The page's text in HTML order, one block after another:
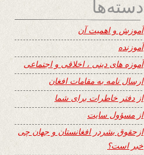
دسته‌ها
آموزش و اهمیت آن
آموزنده
آموزه های دینی ، اخلاقی و اجتماعی
ارسال نامه به مقامات افغان
از دفتر خاطرات برای شما
از مسؤول سایت
ازحقوق بشردر افغانستان و جهان چی
خبر است؟